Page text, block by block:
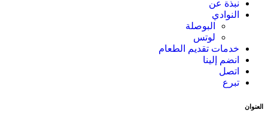
نبذة عن
النوادي
البوصلة
لوتس
خدمات تقديم الطعام
انضم إلينا
اتصل
تبرع
العنوان